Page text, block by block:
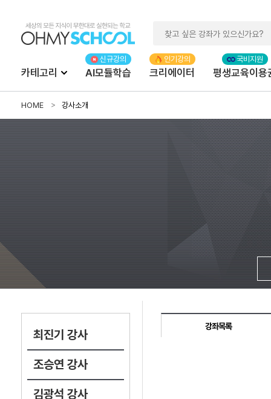
카테고리 AI모듈학습 크리에이터 평생교육이용
HOME 강사소개
최진기 강사
조승연 강사
김광석 강사
강좌목록